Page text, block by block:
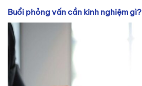
Buổi phỏng vấn cần kinh nghiệm gì?